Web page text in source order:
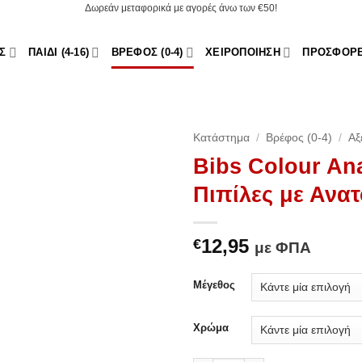
Δωρεάν μεταφορικά με αγορές άνω των €50!
ΠΑΙΔΊ (4-16) ΒΡΈΦΟΣ (0-4) ΧΕΙΡΟΠΟΊΗΣΗ
Κατάστημα / Βρέφος (0-4) /
Bibs Colour
Πιπίλες με
€12,95 με ΦΠΑ
Μέγεθος
Χρώμα